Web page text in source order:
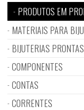
PRODUTOS EM
MATERIAIS PARA
BIJUTERIAS PRONTAS
COMPONENTES
CONTAS
CORRENTES